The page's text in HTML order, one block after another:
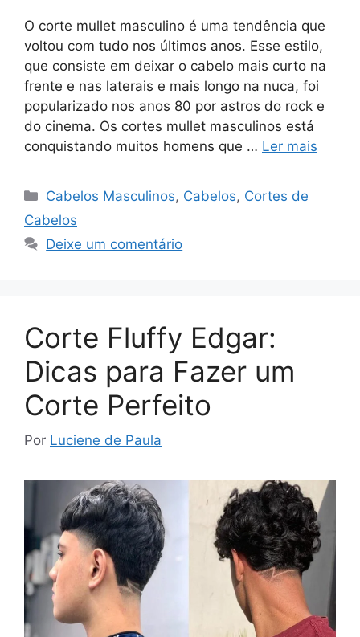
O corte mullet masculino é uma tendência que
voltou com tudo nos últimos anos. Esse estilo,
que consiste em deixar o cabelo mais curto na
frente e nas laterais e mais longo na nuca, foi
popularizado nos anos 80 por astros do rock e
do cinema. Os cortes mullet masculinos está
conquistando muitos homens que … Ler mais
Categorias
Cabelos Masculinos, Cabelos, Cortes de
Cabelos
Deixe um comentário
Corte Fluffy Edgar:
Dicas para Fazer um
Corte Perfeito
Por Luciene de Paula